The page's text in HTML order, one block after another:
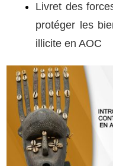
Livret des
protéger les
illicite en AOC